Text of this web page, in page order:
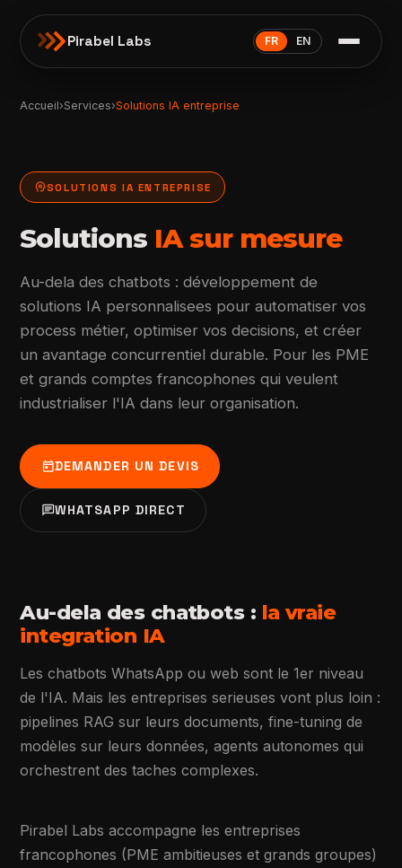
Pirabel Labs FR EN
Accueil›Services›Solutions IA entreprise
psychologySOLUTIONS IA ENTREPRISE
Solutions IA sur mesure
Au-dela des chatbots : développement de
solutions IA personnalisees pour automatiser vos
process métier, optimiser vos decisions, et créer
un avantage concurrentiel durable. Pour les PME
et grands comptes francophones qui veulent
industrialiser l'IA dans leur organisation.
todayDEMANDER UN DEVIS
chatWHATSAPP DIRECT
Au-dela des chatbots : la vraie
integration IA
Les chatbots WhatsApp ou web sont le 1er niveau
de l'IA. Mais les entreprises serieuses vont plus loin :
pipelines RAG sur leurs documents, fine-tuning de
modèles sur leurs données, agents autonomes qui
orchestrent des taches complexes.
Pirabel Labs accompagne les entreprises
francophones (PME ambitieuses et grands groupes)